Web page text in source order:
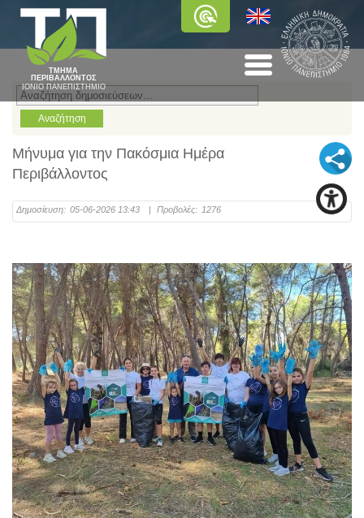
ΤΜΗΜΑ
ΠΕΡΙΒΑΛΛΟΝΤΟΣ
ΙΟΝΙΟ ΠΑΝΕΠΙΣΤΗΜΙΟ
Μήνυμα για την Πακόσμια Ημέρα
Περιβάλλοντος
Δημοσίευση: 05-06-2026 13:43 | Προβολές: 1276